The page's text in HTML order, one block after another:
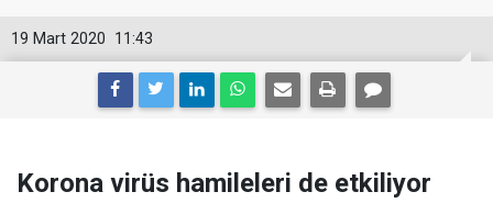
11:43
19 Mart 2020
Korona virüs hamileleri de etkiliyor